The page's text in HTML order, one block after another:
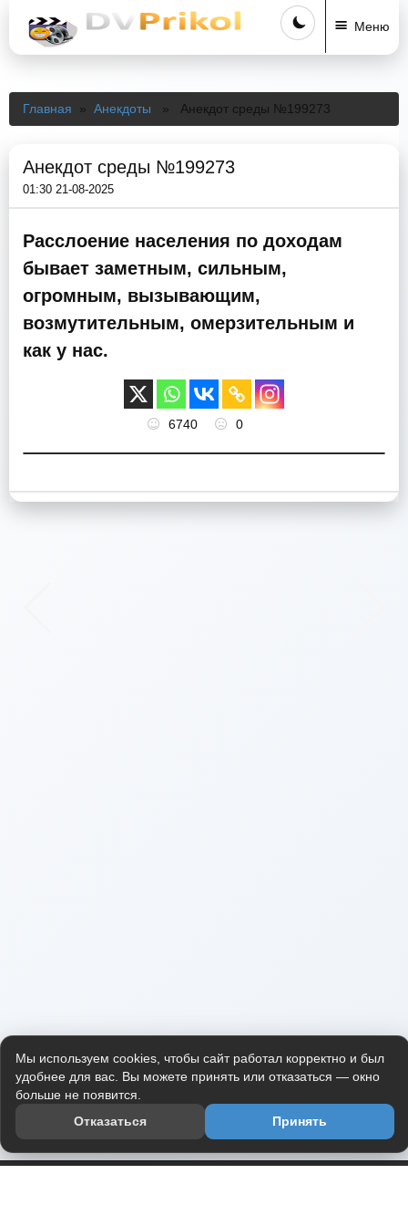
Меню
Главная » Анекдоты » Анекдот среды №199273
Анекдот среды №199273
01:30 21-08-2025
Расслоение населения по доходам
бывает заметным, сильным,
огромным, вызывающим,
возмутительным, омерзительным и
как у нас.
6740 0
Мы используем cookies, чтобы сайт работал корректно и был
удобнее для вас. Вы можете принять или отказаться — окно
больше не появится.
Отказаться
Принять